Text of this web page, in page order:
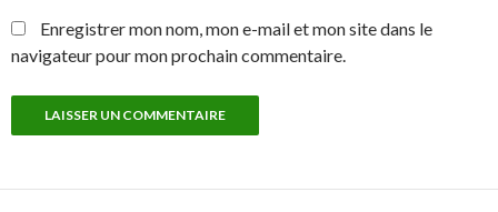
Enregistrer mon nom, mon e-mail et mon site dans le
navigateur pour mon prochain commentaire.